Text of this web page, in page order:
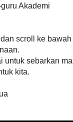
Akademi
scroll ke
untuk sebarkan
kita.